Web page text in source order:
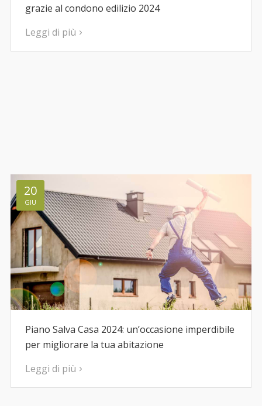
grazie al condono edilizio 2024
Leggi di più
20
GIU
Piano Salva Casa 2024: un’occasione imperdibile
per migliorare la tua abitazione
Leggi di più